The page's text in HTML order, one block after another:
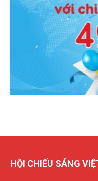
HỘI CHIẾU SÁNG